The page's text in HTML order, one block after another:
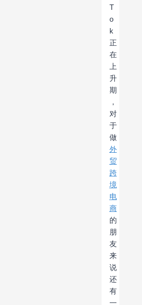
T
o
k
正
在
上
升
期
，
对
于
做
外
贸
跨
境
电
商
的
朋
友
来
说
还
有
一